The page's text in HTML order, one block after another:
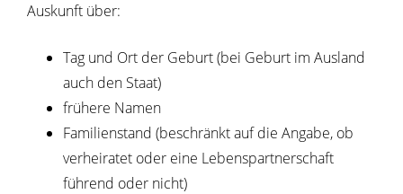
Auskunft über:
Tag und Ort der Geburt (bei Geburt im Ausland
auch den Staat)
frühere Namen
Familienstand (beschränkt auf die Angabe, ob
verheiratet oder eine Lebenspartnerschaft
führend oder nicht)